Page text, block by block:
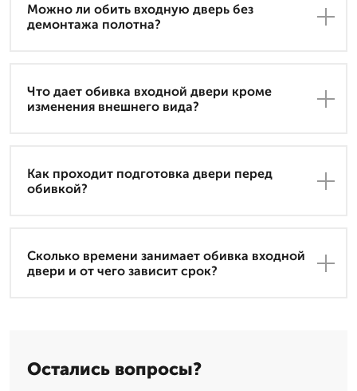
Можно ли обить входную дверь без
демонтажа полотна?
Что дает обивка входной двери кроме
изменения внешнего вида?
Как проходит подготовка двери перед
обивкой?
Сколько времени занимает обивка входной
двери и от чего зависит срок?
Остались вопросы?